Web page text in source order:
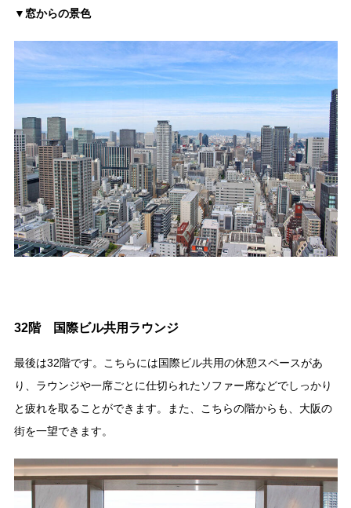
▼窓からの景色
32階 国際ビル共用ラウンジ
最後は32階です。こちらには国際ビル共用の休憩スペースがあ
り、ラウンジや一席ごとに仕切られたソファー席などでしっかり
と疲れを取ることができます。また、こちらの階からも、大阪の
街を一望できます。